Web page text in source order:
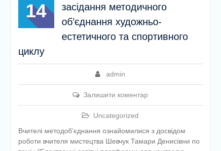
14
засідання методичного
об’єднання художньо-
естетичного та спортивного
циклу
admin
Залишити коментар
Uncategorized
Вчителі методоб’єднання ознайомилися з досвідом
роботи вчителя мистецтва Шевчук Тамари Денисівни по